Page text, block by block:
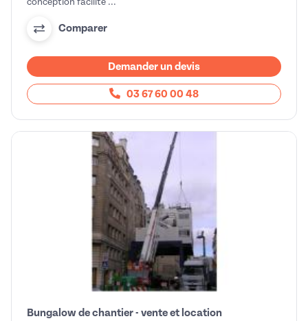
Comparer
Demander un devis
03 67 60 00 48
Bungalow de chantier - vente et location